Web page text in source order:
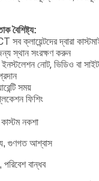
বৈশিষ্ট্য:
ক্লায়েন্টদের দ্বারা
স্থান সংরক্ষণ করুন
নোট, ভিডিও বা সাইট
সময়
ফিশিং
নকশা
গুণগত আশ্বাস
বান্ধব